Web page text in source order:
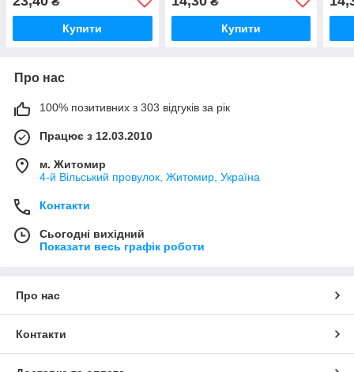
Купити Купити
Про нас
100% позитивних з 303 відгуків за рік
Працює з 12.03.2010
м. Житомир
4-й Вільський провулок, Житомир, Україна
Контакти
Сьогодні вихідний
Показати весь графік роботи
Про нас
Контакти